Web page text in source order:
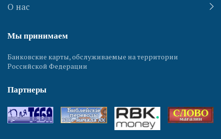
О нас
Мы принимаем
Банковские карты, обслуживаемые на территории
Российской Федерации
Партнеры